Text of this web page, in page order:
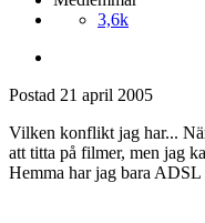
3,6k
Postad 21 april 2005
Vilken konflikt jag har...
att titta på filmer, men jag
Hemma har jag bara ADSL